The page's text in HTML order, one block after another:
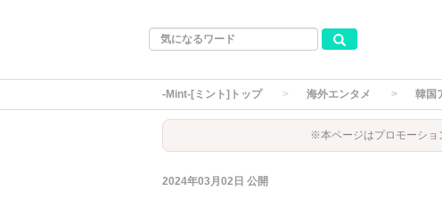
-Mint-[ミント]トップ 海外エンタメ 韓国
※本ページはプロモーショ
2024年03月02日 公開